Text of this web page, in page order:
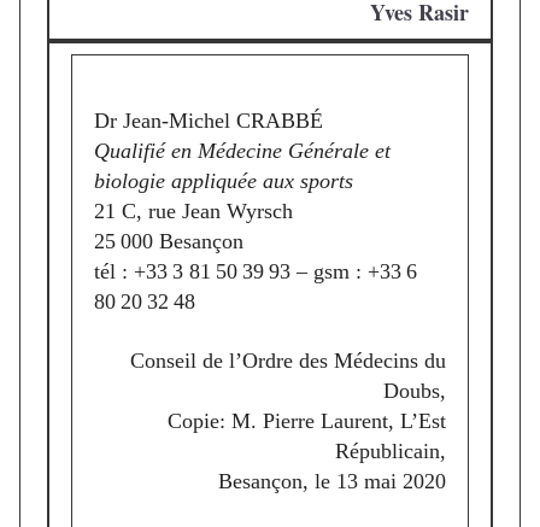
Yves Rasir
Dr Jean-Michel CRABBÉ
Qualifié en Médecine Générale et
biologie appliquée aux sports
21 C, rue Jean Wyrsch
25 000 Besançon
tél : +33 3 81 50 39 93 – gsm : +33 6
80 20 32 48
Conseil de l’Ordre des Médecins du
Doubs,
Copie: M. Pierre Laurent, L’Est
Républicain,
Besançon, le 13 mai 2020